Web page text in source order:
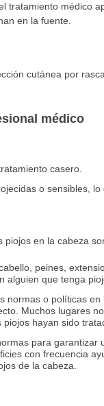
tratamiento médico
en la fuente.
cutánea por
médico
casero.
o sensibles,
piojos en la cabeza
peines,
alguien que tenga
normas o políticas
Muchos lugares
hayan sido
para garantizar
con frecuencia
de la cabeza.